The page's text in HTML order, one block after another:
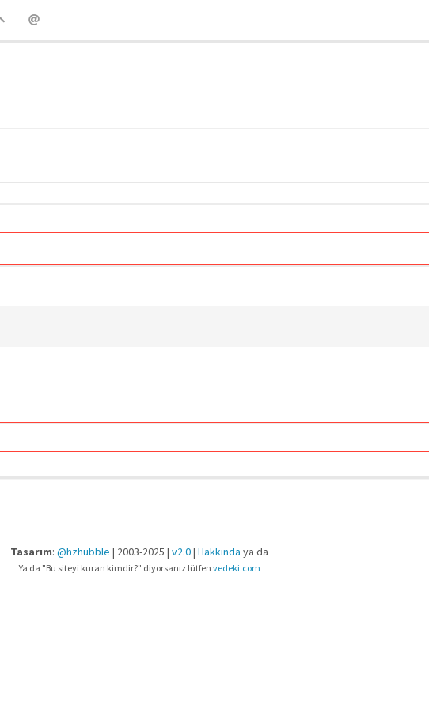
Tasarım: @hzhubble | 2003-2025 | v2.0| Hakkında ya da
Ya da "Bu siteyi kuran kimdir?" diyorsanız lütfen vedeki.com